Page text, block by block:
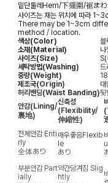
밑단둘레Hem/下擺圍/裾まわ
사이즈는 재는 위치에 따라
There may be 1~3cm
method / location.
색상(Color)
소재(Material)
사이즈(Size)
세탁방법(Washing)
중량(Weight)
제조국(Origin)
허리밴딩(Waist Banding)
안감(Lining/
裏地)
신축성
(Flexibility/
伸縮性)
전체안감 Enti
rly
全体あり
매우좋음Flexib
le
あり
부분안감 Part
ially
약간당겨짐 Slig
htly